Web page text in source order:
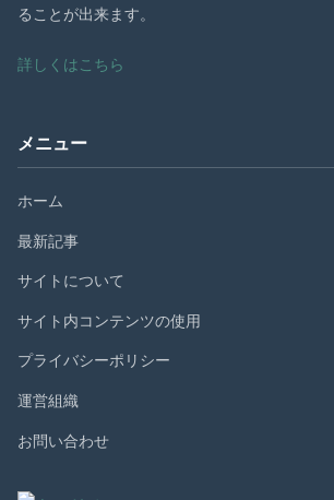
ることが出来ます。
詳しくはこちら
メニュー
ホーム
最新記事
サイトについて
サイト内コンテンツの使用
プライバシーポリシー
運営組織
お問い合わせ